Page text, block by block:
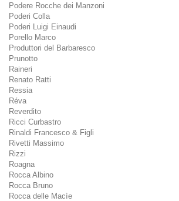
Podere Rocche dei Manzoni
Poderi Colla
Poderi Luigi Einaudi
Porello Marco
Produttori del Barbaresco
Prunotto
Raineri
Renato Ratti
Ressia
Réva
Reverdito
Ricci Curbastro
Rinaldi Francesco & Figli
Rivetti Massimo
Rizzi
Roagna
Rocca Albino
Rocca Bruno
Rocca delle Macìe